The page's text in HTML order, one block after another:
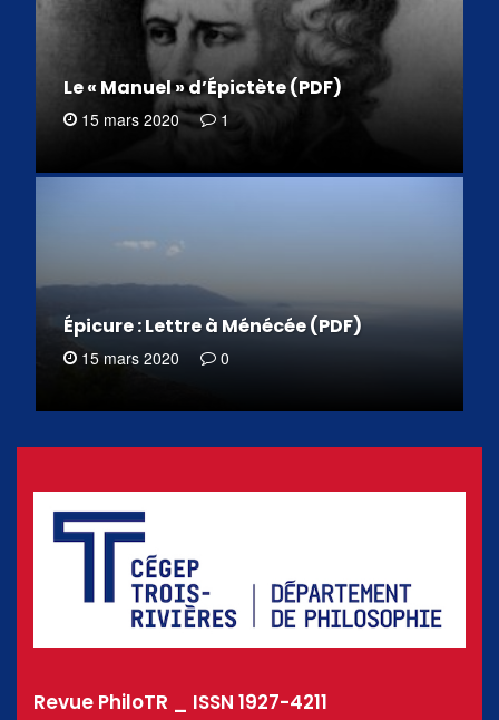
Le « Manuel » d’Épictète (PDF)
15 mars 2020 1
Épicure : Lettre à Ménécée (PDF)
15 mars 2020 0
Revue PhiloTR _ ISSN 1927-4211